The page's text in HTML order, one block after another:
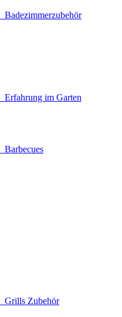
Badezimmerzubehör
Erfahrung im Garten
Barbecues
Grills Zubehör